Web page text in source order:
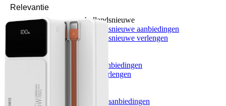
hollandsnieuwe
hollandsnieuwe aanbiedingen
hollandsnieuwe verlengen
Ben aanbiedingen
Ben verlengen
Simyo aanbiedingen